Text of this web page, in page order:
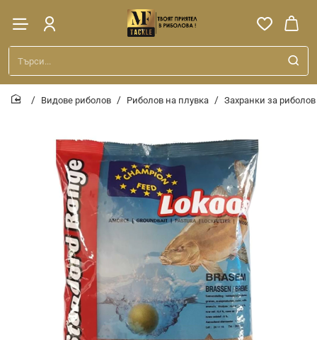
Търси...
Видове риболов Риболов на плувка Захранки за